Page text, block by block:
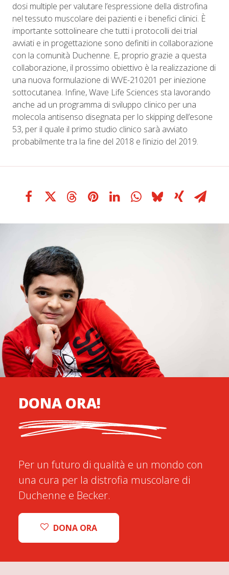
dosi multiple per valutare l’espressione della distrofina
nel tessuto muscolare dei pazienti e i benefici clinici. È
importante sottolineare che tutti i protocolli dei trial
avviati e in progettazione sono definiti in collaborazione
con la comunità Duchenne. E, proprio grazie a questa
collaborazione, il prossimo obiettivo è la realizzazione di
una nuova formulazione diWVE-210201 per iniezione
sottocutanea. Infine, Wave Life Sciences sta lavorando
anche ad un programma di sviluppo clinico per una
molecola antisenso disegnata per lo skipping dell’esone
53, per il quale il primo studio clinico sarà avviato
probabilmente tra la fine del 2018 e l’inizio del 2019.
DONA ORA!
Per un futuro di qualità e un mondo con
una cura per la distrofia muscolare di
Duchenne e Becker.
DONA ORA